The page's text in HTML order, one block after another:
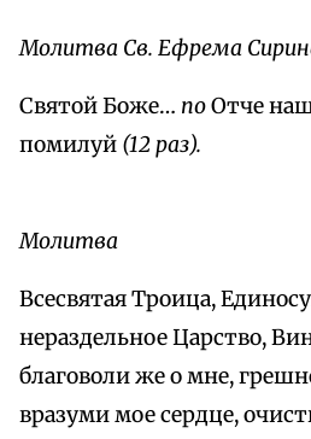
Молитва Св. Ефрема
Святой Боже… поОтче
помилуй (12 раз).
Молитва
Всесвятая Троица,
нераздельное Царство,
благоволи же о мне,
вразуми мое сердце,